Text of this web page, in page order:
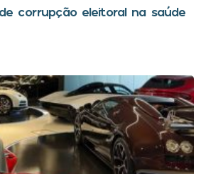
corrupção eleitoral na saúde